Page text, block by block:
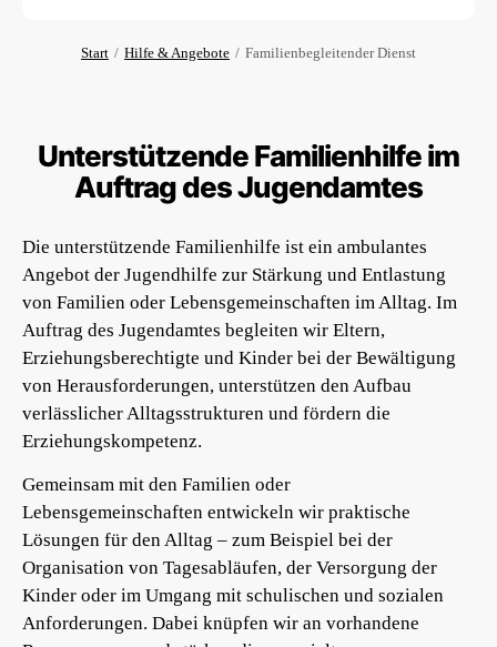
Start Hilfe & Angebote Familienbegleitender Dienst
Unterstützende Familienhilfe im
Auftrag des Jugendamtes
Die unterstützende Familienhilfe ist ein ambulantes
Angebot der Jugendhilfe zur Stärkung und Entlastung
von Familien oder Lebensgemeinschaften im Alltag. Im
Auftrag des Jugendamtes begleiten wir Eltern,
Erziehungsberechtigte und Kinder bei der Bewältigung
von Herausforderungen, unterstützen den Aufbau
verlässlicher Alltagsstrukturen und fördern die
Erziehungskompetenz.
Gemeinsam mit den Familien oder
Lebensgemeinschaften entwickeln wir praktische
Lösungen für den Alltag – zum Beispiel bei der
Organisation von Tagesabläufen, der Versorgung der
Kinder oder im Umgang mit schulischen und sozialen
Anforderungen. Dabei knüpfen wir an vorhandene